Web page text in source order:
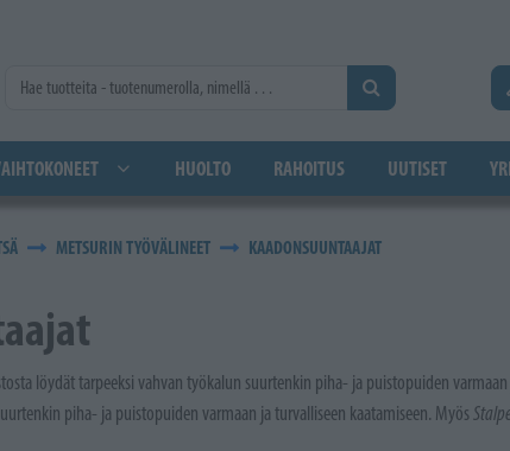
HUOLTO RAHOITUS UUTISET
METSURIN TYÖVÄLINEET KAADONSUUNTAAJAT
löydät tarpeeksi vahvan työkalun suurtenkin piha- ja puistopuiden
piha- ja puistopuiden varmaan ja turvalliseen kaatamiseen. Myös